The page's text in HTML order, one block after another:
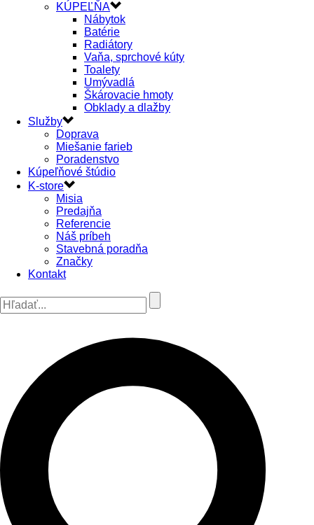
KÚPEĽŇA
Nábytok
Batérie
Radiátory
Vaňa, sprchové kúty
Toalety
Umývadlá
Škárovacie hmoty
Obklady a dlažby
Služby
Doprava
Miešanie farieb
Poradenstvo
Kúpeľňové štúdio
K-store
Misia
Predajňa
Referencie
Náš príbeh
Stavebná poradňa
Značky
Kontakt